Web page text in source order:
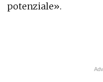
potenziale».